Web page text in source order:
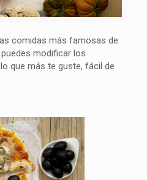
comidas más famosas de
modificar los
que más te guste, fácil de